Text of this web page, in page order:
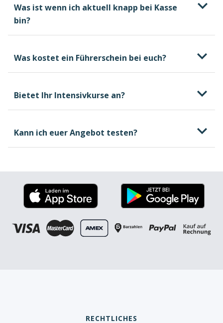
Was ist wenn ich aktuell knapp bei Kasse
bin?
Was kostet ein Führerschein bei euch?
kostenlosen und
unverbindlichen Beratungstermin
welche Kosten beim
abhängen und wie du selbst Einfluss darauf
nehmen kannst
Wenn ein Anbieter eine feste
Bietet Ihr Intensivkurse an?
Kann ich euer Angebot testen?
RECHTLICHES